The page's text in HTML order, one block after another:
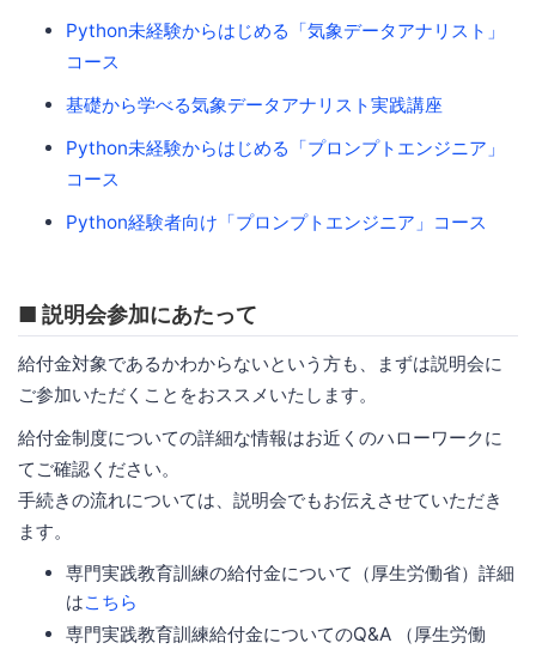
Python未経験からはじめる「気象データアナリスト」
コース
基礎から学べる気象データアナリスト実践講座
Python未経験からはじめる「プロンプトエンジニア」
コース
Python経験者向け「プロンプトエンジニア」コース
■ 説明会参加にあたって
給付金対象であるかわからないという方も、まずは説明会に
ご参加いただくことをおススメいたします。
給付金制度についての詳細な情報はお近くのハローワークに
てご確認ください。
手続きの流れについては、説明会でもお伝えさせていただき
ます。
専門実践教育訓練の給付金について（厚生労働省）詳細
はこちら
専門実践教育訓練給付金についてのQ&A （厚生労働